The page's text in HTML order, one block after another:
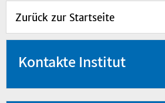
Zurück zur Startseite
Kontakte Institut